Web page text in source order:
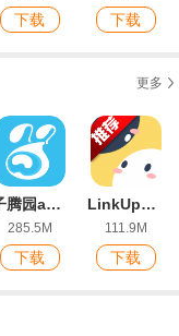
下载 下载
更多
子腾园app最新版
285.5M
下载
LinkUp官方版app
111.9M
下载